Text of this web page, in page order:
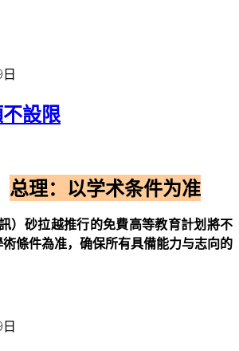
設限
总理：以学术条件为准
）砂拉越推行的免費高等教育計划將不
條件為准，确保所有具備能力与志向的